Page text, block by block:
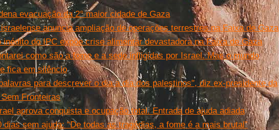
evacuação da 2° maior cidade de Gaza
anuncia ampliação de operações terrestres na Faixa de Gaza
inédito do IPC expõe crise alimentar devastadora na Faixa de Gaza
como são a fome e a sede infligidas por Israel. Mas o mundo
fica em silêncio
para descrever o dia a dia dos palestinos", diz ex-presidente da
Fronteiras
aprova conquista e ocupação total. Entrada de ajuda adiada
dias sem ajuda: “De todas as tragédias, a fome é a mais brutal”